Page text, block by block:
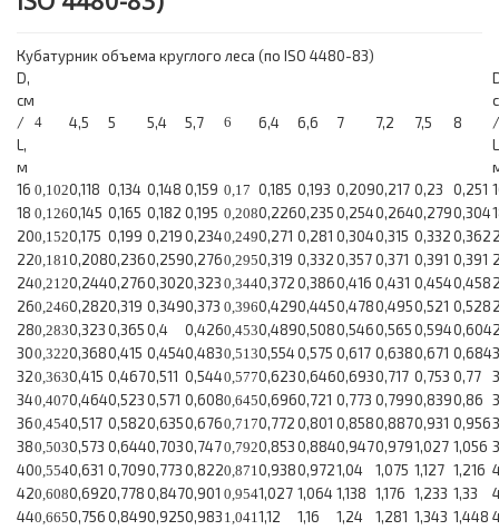
Кубатурник объема круглого леса (по ISO 4480-83)
D,
см
/
L,
м
4 4,5 5 5,4 5,7 6 6,4 6,6 7 7,2 7,5 8
/
16 0,1020,118 0,134 0,148 0,159 0,17 0,185 0,193 0,2090,217 0,23 0,251
18 0,1260,145 0,165 0,182 0,195 0,2080,2260,2350,2540,2640,2790,304
200,1520,175 0,199 0,2190,2340,2490,271 0,281 0,3040,315 0,3320,362
220,1810,2080,2360,2590,2760,2950,319 0,3320,3570,371 0,391 0,391
240,2120,2440,2760,3020,323 0,3440,3720,3860,416 0,431 0,4540,458
260,2460,2820,319 0,3490,373 0,3960,4290,4450,4780,4950,521 0,528
280,2830,3230,3650,4 0,4260,4530,4890,5080,5460,5650,5940,604
300,3220,3680,415 0,4540,4830,5130,5540,575 0,617 0,6380,671 0,684
320,3630,415 0,4670,511 0,5440,5770,6230,6460,6930,717 0,753 0,77
340,4070,4640,5230,571 0,6080,6450,6960,721 0,773 0,7990,8390,86
360,4540,517 0,5820,6350,6760,7170,7720,801 0,8580,8870,931 0,956
380,5030,573 0,6440,7030,7470,7920,8530,8840,9470,9791,027 1,056
400,5540,631 0,7090,7730,8220,8710,9380,9721,04 1,075 1,127 1,216
420,6080,6920,7780,8470,901 0,9541,027 1,0641,138 1,176 1,233 1,33
440,6650,7560,8490,9250,983 1,0411,12 1,16 1,24 1,281 1,343 1,448